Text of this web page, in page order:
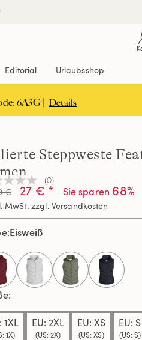
Editorial Urlaubsshop
6A3G | Details
Steppweste
(0)
€ 27 € * Sie sparen 68%
MwSt. zzgl. Versandkosten
Eisweiß
selected
1XL
1X)
EU: 2XL
(US: 2X)
EU: XS
(US: XS)
EU: S
(US: S)